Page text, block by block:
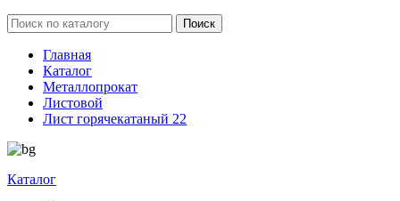
Главная
Каталог
Металлопрокат
Листовой
Лист горячекатаный 22
Каталог